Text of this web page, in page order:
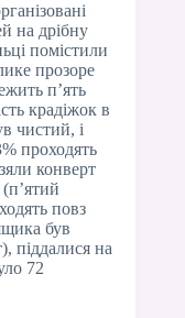
на дрібну
помістили
прозоре
п’ять
крадіжок в
чистий, і
проходять
конверт
повз
був
піддалися на
72